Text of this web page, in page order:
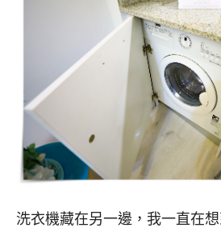
洗衣機藏在另一邊，我一直在